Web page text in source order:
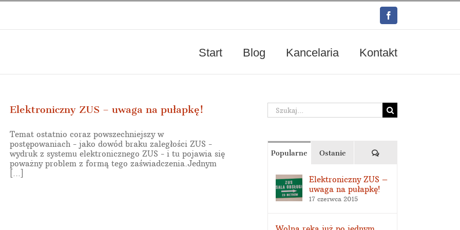
Facebook
Start Blog Kancelaria Kontakt
Elektroniczny ZUS – uwaga na pułapkę!
Temat ostatnio coraz powszechniejszy w
postępowaniach - jako dowód braku zaległości ZUS -
wydruk z systemu elektronicznego ZUS - i tu pojawia się
poważny problem z formą tego zaświadczenia.Jednym
[...]
Szukaj
Popularne Ostanie Komentarze
Elektroniczny ZUS –
uwaga na pułapkę!
17 czerwca 2015